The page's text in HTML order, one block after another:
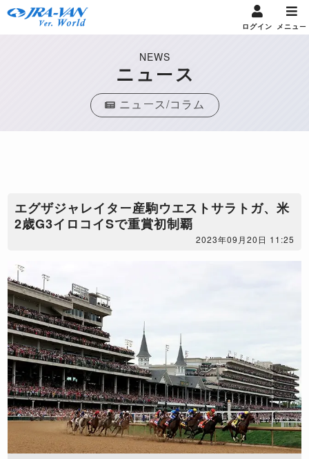
ログイン メニュー
NEWS
ニュース
ニュース/コラム
エグザジャレイター産駒ウエストサラトガ、米
2歳G3イロコイSで重賞初制覇
2023年09月20日 11:25